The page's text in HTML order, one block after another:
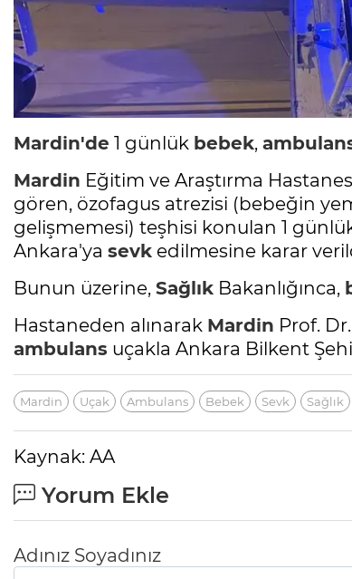
Mardin'de 1 günlük bebek,
Mardin Eğitim ve Araştırma
gören, özofagus atrezisi (bebeğin
gelişmemesi) teşhisi konulan 1
Ankara'ya sevk edilmesine karar
Bunun üzerine, Sağlık Bakanlığınca,
Hastaneden alınarak Mardin Prof.
ambulans uçakla Ankara Bilkent
Mardin Uçak Ambulans Bebek Sevk Sağlık
Kaynak: AA
Yorum Ekle
Adınız Soyadınız